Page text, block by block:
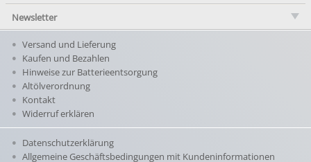
Newsletter
Versand und Lieferung
Kaufen und Bezahlen
Hinweise zur Batterieentsorgung
Altölverordnung
Kontakt
Widerruf erklären
Datenschutzerklärung
Allgemeine Geschäftsbedingungen mit Kundeninformationen